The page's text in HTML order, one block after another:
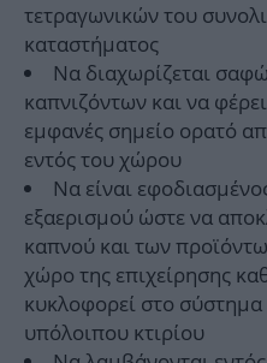
τετραγωνικών του
καταστήματος
Να διαχωρίζεται
καπνιζόντων και να
εμφανές σημείο ορατό
εντός του χώρου
Να είναι
εξαερισμού ώστε να
καπνού και των
χώρο της επιχείρησης
κυκλοφορεί στο
υπόλοιπου κτιρίου